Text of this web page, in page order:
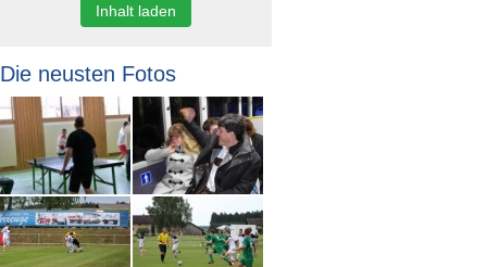
Inhalt laden
Die neusten Fotos